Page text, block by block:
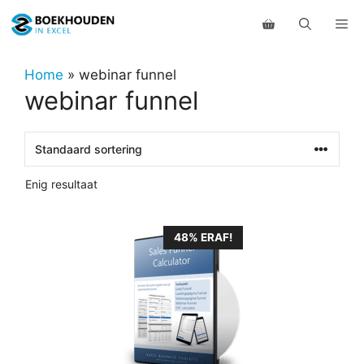
naar
inhoudHome » webinar funnel
webinar funnel
Enig resultaat
48% ERAF!